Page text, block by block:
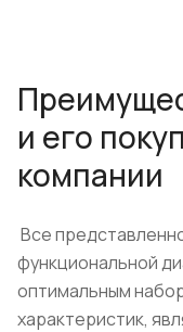
и его
компании
Все
функциональной
оптимальным
характеристик,